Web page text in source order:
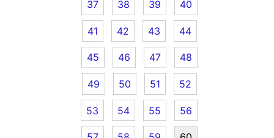
37 38 39 40
41 42 43 44
45 46 47 48
49 50 51 52
53 54 55 56